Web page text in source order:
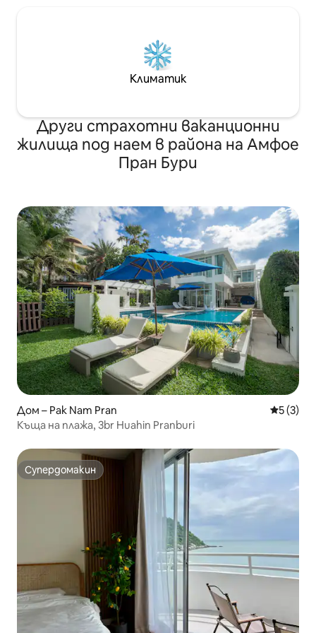
Климатик
Други страхотни ваканционни
жилища под наем в района на Амфое
Пран Бури
Дом – Pak Nam Pran Средна
5 (3)
Къща на плажа, 3br Huahin Pranburi
Супердомакин
Супердомакин